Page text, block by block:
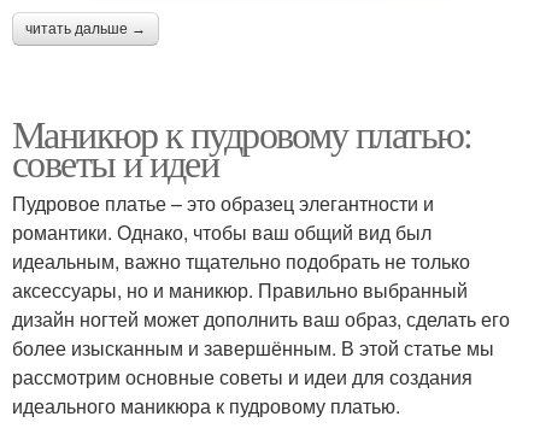
читать дальше →
Маникюр к пудровому платью:
советы и идеи
Пудровое платье – это образец элегантности и
романтики. Однако, чтобы ваш общий вид был
идеальным, важно тщательно подобрать не только
аксессуары, но и маникюр. Правильно выбранный
дизайн ногтей может дополнить ваш образ, сделать его
более изысканным и завершённым. В этой статье мы
рассмотрим основные советы и идеи для создания
идеального маникюра к пудровому платью.